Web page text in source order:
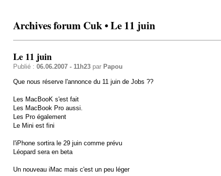
Archives forum Cuk • Le 11 juin
Le 11 juin
Publié : 06.06.2007 - 11h23par Papou
Que nous réserve l'annonce du 11 juin de Jobs ??
Les MacBooK s'est fait
Les MacBook Pro aussi.
Les Pro également
Le Mini est fini
l'iPhone sortira le 29 juin comme prévu
Léopard sera en beta
Un nouveau iMac mais c'est un peu léger